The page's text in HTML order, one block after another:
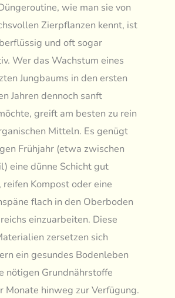
wie man sie von
Zierpflanzen kennt, ist
und oft sogar
Wer das Wachstum eines
Jungbaums in den ersten
Jahren dennoch sanft
greift am besten zu rein
Mitteln. Es genügt
Frühjahr (etwa zwischen
eine dünne Schicht gut
Kompost oder eine
flach in den Oberboden
einzuarbeiten. Diese
zersetzen sich
ein gesundes Bodenleben
nötigen Grundnährstoffe
Monate hinweg zur Verfügung.